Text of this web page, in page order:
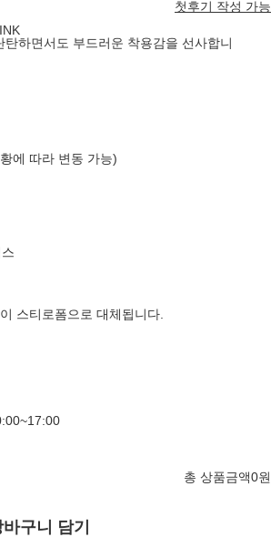
첫후기 작성 가능
하면서도 부드러운 착용감을 선사합니
에 따라 변동 가능)
스티로폼으로 대체됩니다.
총 상품금액0원
바구니 담기